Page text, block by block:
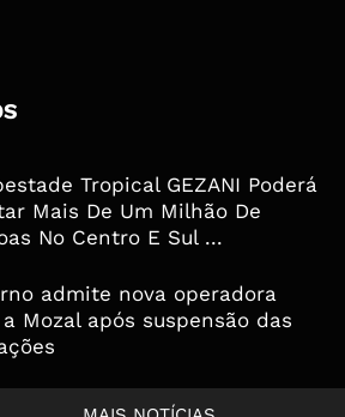
Tropical GEZANI Poderá
Mais De Um Milhão De
No Centro E Sul ...
admite nova operadora
Mozal após suspensão das
do Standard Bank pede ao